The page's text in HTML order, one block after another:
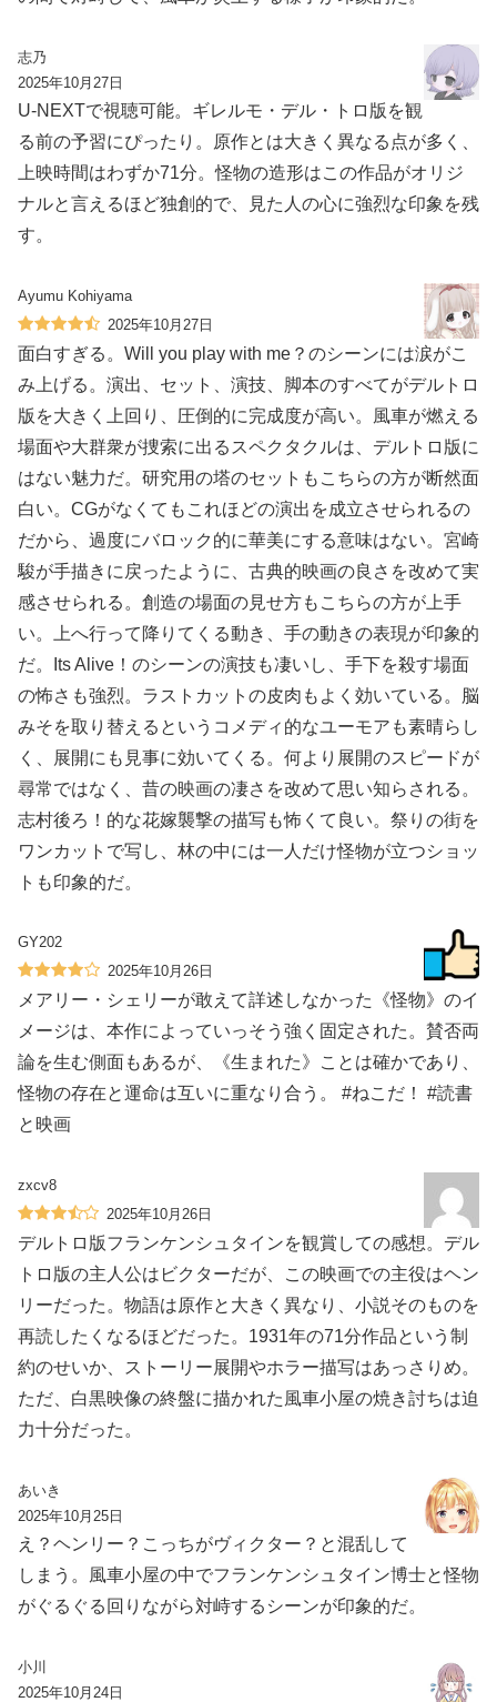
志乃
2025年10月27日
U-NEXTで視聴可能。ギレルモ・デル・トロ版を観
る前の予習にぴったり。原作とは大きく異なる点が多く、
上映時間はわずか71分。怪物の造形はこの作品がオリジ
ナルと言えるほど独創的で、見た人の心に強烈な印象を残
す。
Ayumu Kohiyama
2025年10月27日
面白すぎる。Will you play with me？のシーンには涙がこ
み上げる。演出、セット、演技、脚本のすべてがデルトロ
版を大きく上回り、圧倒的に完成度が高い。風車が燃える
場面や大群衆が捜索に出るスペクタクルは、デルトロ版に
はない魅力だ。研究用の塔のセットもこちらの方が断然面
白い。CGがなくてもこれほどの演出を成立させられるの
だから、過度にバロック的に華美にする意味はない。宮崎
駿が手描きに戻ったように、古典的映画の良さを改めて実
感させられる。創造の場面の見せ方もこちらの方が上手
い。上へ行って降りてくる動き、手の動きの表現が印象的
だ。Its Alive！のシーンの演技も凄いし、手下を殺す場面
の怖さも強烈。ラストカットの皮肉もよく効いている。脳
みそを取り替えるというコメディ的なユーモアも素晴らし
く、展開にも見事に効いてくる。何より展開のスピードが
尋常ではなく、昔の映画の凄さを改めて思い知らされる。
志村後ろ！的な花嫁襲撃の描写も怖くて良い。祭りの街を
ワンカットで写し、林の中には一人だけ怪物が立つショッ
トも印象的だ。
GY202
2025年10月26日
メアリー・シェリーが敢えて詳述しなかった《怪物》のイ
メージは、本作によっていっそう強く固定された。賛否両
論を生む側面もあるが、《生まれた》ことは確かであり、
怪物の存在と運命は互いに重なり合う。 #ねこだ！ #読書
と映画
zxcv8
2025年10月26日
デルトロ版フランケンシュタインを観賞しての感想。デル
トロ版の主人公はビクターだが、この映画での主役はヘン
リーだった。物語は原作と大きく異なり、小説そのものを
再読したくなるほどだった。1931年の71分作品という制
約のせいか、ストーリー展開やホラー描写はあっさりめ。
ただ、白黒映像の終盤に描かれた風車小屋の焼き討ちは迫
力十分だった。
あいき
2025年10月25日
え？ヘンリー？こっちがヴィクター？と混乱して
しまう。風車小屋の中でフランケンシュタイン博士と怪物
がぐるぐる回りながら対峙するシーンが印象的だ。
小川
2025年10月24日